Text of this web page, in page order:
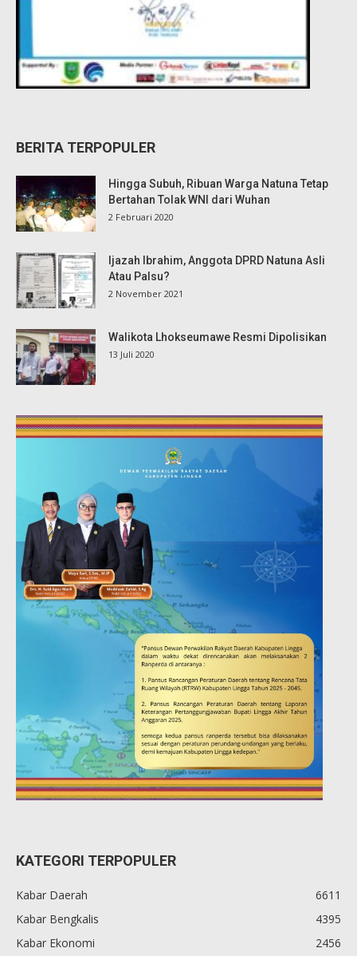
BERITA TERPOPULER
Hingga Subuh, Ribuan Warga Natuna Tetap
Bertahan Tolak WNI dari Wuhan
2 Februari 2020
Ijazah Ibrahim, Anggota DPRD Natuna Asli
Atau Palsu?
2 November 2021
Walikota Lhokseumawe Resmi Dipolisikan
13 Juli 2020
KATEGORI TERPOPULER
Kabar Daerah
6611
Kabar Bengkalis
4395
Kabar Ekonomi
2456